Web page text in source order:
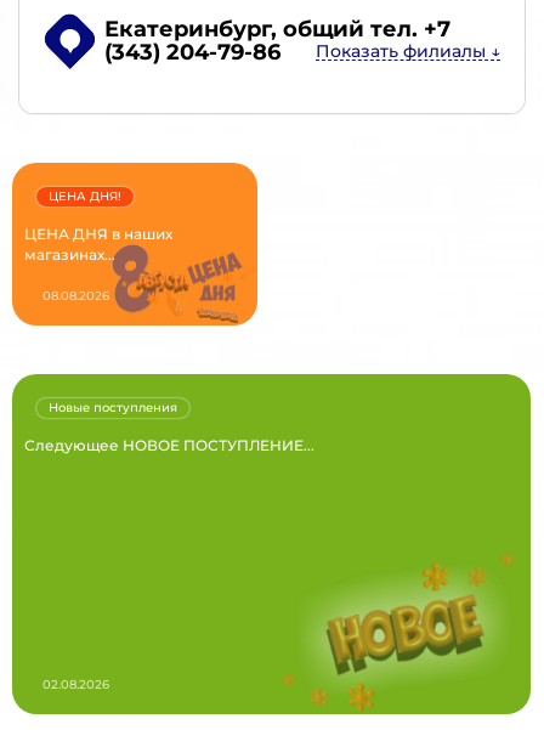
Екатеринбург, общий тел. +7
(343) 204-79-86
ЦЕНА ДНЯ в наших
магазинах...
ЦЕНА ДНЯ!
08.08.2026
Следующее НОВОЕ ПОСТУПЛЕНИЕ...
Новые поступления
02.08.2026